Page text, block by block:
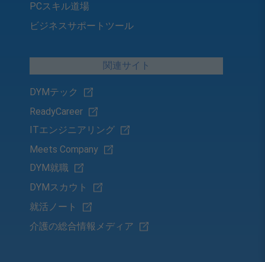
PCスキル道場
ビジネスサポートツール
関連サイト
DYMテック
ReadyCareer
ITエンジニアリング
Meets Company
DYM就職
DYMスカウト
就活ノート
介護の総合情報メディア